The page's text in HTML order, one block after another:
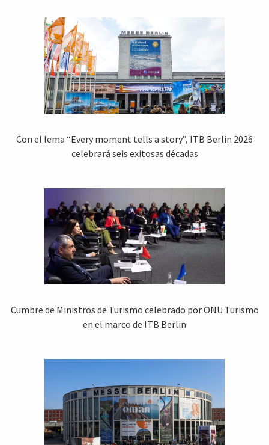
Con el lema “Every moment tells a story”, ITB Berlin 2026
celebrará seis exitosas décadas
Cumbre de Ministros de Turismo celebrado por ONU Turismo
en el marco de ITB Berlin